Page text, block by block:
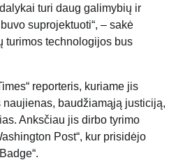
turi daug galimybių ir
suprojektuoti“, – sakė
turimos technologijos bus
reporteris, kuriame jis
baudžiamąją justiciją,
Anksčiau jis dirbo tyrimo
Post“, kur prisidėjo